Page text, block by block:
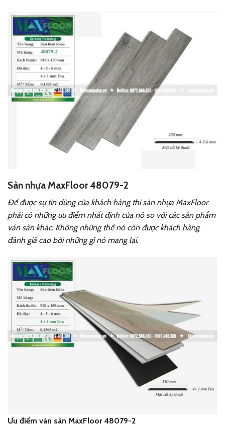
Sàn nhựa MaxFloor 48079-2
Để được sự tin dùng của khách hàng thì sàn nhựa MaxFloor
phải có những ưu điểm nhất định của nó so với các sản phẩm
ván sàn khác. Không những thế nó còn được khách hàng
đánh giá cao bởi những gì nó mang lại.
Ưu điểm ván sàn MaxFloor 48079-2